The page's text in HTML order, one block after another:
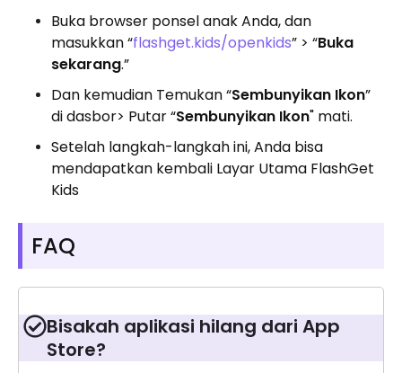
Buka browser ponsel anak Anda, dan
masukkan “flashget.kids/openkids” > “Buka
sekarang.”
Dan kemudian Temukan “Sembunyikan Ikon”
di dasbor> Putar “Sembunyikan Ikon" mati.
Setelah langkah-langkah ini, Anda bisa
mendapatkan kembali Layar Utama FlashGet
Kids
FAQ
Bisakah aplikasi hilang dari App
Store?